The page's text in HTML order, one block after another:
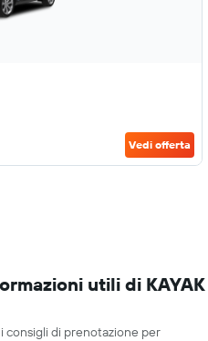
Vedi offerta
utili di KAYAK
consigli di prenotazione per